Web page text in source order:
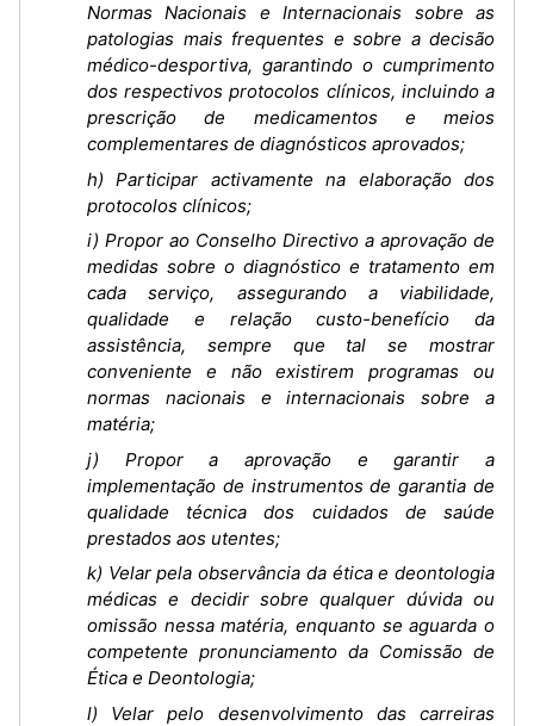
Normas Nacionais e Internacionais sobre as
patologias mais frequentes e sobre a decisão
médico-desportiva, garantindo o cumprimento
dos respectivos protocolos clínicos, incluindo a
prescrição de medicamentos e meios
complementares de diagnósticos aprovados;
h) Participar activamente na elaboração dos
protocolos clínicos;
i) Propor ao Conselho Directivo a aprovação de
medidas sobre o diagnóstico e tratamento em
cada serviço, assegurando a viabilidade,
qualidade e relação custo-benefício da
assistência, sempre que tal se mostrar
conveniente e não existirem programas ou
normas nacionais e internacionais sobre a
matéria;
j) Propor a aprovação e garantir a
implementação de instrumentos de garantia de
qualidade técnica dos cuidados de saúde
prestados aos utentes;
k) Velar pela observância da ética e deontologia
médicas e decidir sobre qualquer dúvida ou
omissão nessa matéria, enquanto se aguarda o
competente pronunciamento da Comissão de
Ética e Deontologia;
l) Velar pelo desenvolvimento das carreiras